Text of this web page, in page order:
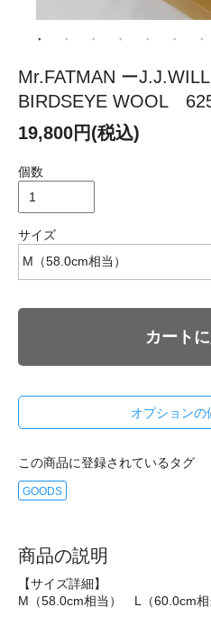
Mr.FATMAN ー
BIRDSEYE WOOL
19,800円(税込)
個数
サイズ
カート
オプションの
この商品に登録されているタグ
GOODS
商品の説明
【サイズ詳細】
M（58.0cm相当） L（60.0cm相